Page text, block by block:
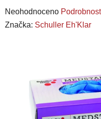
Průměrné
hodnocení
hvězdiček.
Neohodnoceno
Značka: Schuller Eh'Klar